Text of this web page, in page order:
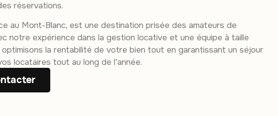
réservations.
au Mont-Blanc, est une destination prisée des amateurs de
notre expérience dans la gestion locative et une équipe à taille
optimisons la rentabilité de votre bien tout en garantissant un séjour
locataires tout au long de l’année.